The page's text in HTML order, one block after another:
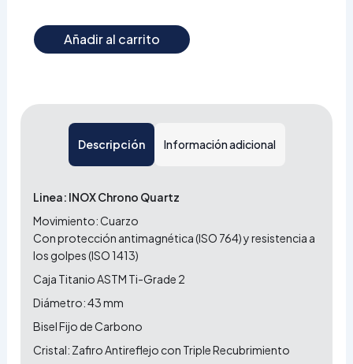
Añadir al carrito
Descripción Información adicional
Linea: INOX Chrono Quartz
Movimiento: Cuarzo
Con protección antimagnética (ISO 764) y resistencia a
los golpes (ISO 1413)
Caja Titanio ASTM Ti-Grade 2
Diámetro: 43 mm
Bisel Fijo de Carbono
Cristal: Zafiro Antireflejo con Triple Recubrimiento